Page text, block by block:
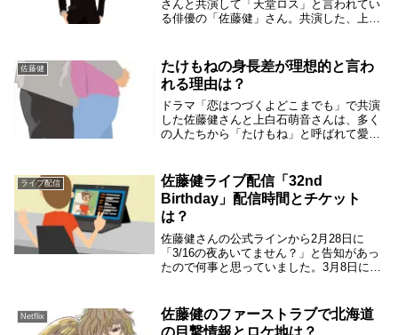
さんと共演して「天堂ロス」と言われてい
る俳優の「佐藤健」さん。共演した、上白
が、ライブ配信のSUGARで「結婚宣言」
しちゃったら...
佐藤健
たけもねの身長差が理想的と言わ
れる理由は？
ドラマ「恋はつづくよどこまでも」で共演
した佐藤健さんと上白石萌音さんは、多く
の人たちから「たけもね」と呼ばれて愛さ
が、２人の身長差が絶妙に理想的という声
あります。そこ...
ライブ配信
佐藤健ライブ配信「32nd
Birthday」配信時間とチケット
は？
佐藤健さんの公式ラインから2月28日に
「3/16の夜あいてません？」と告知があっ
たので何事と思っていました。3月8日にな
ンラインライブの配信時間やチケットにつ
いて調...
Netflix
佐藤健のファーストラブで北海道
の目撃情報とロケ地は？